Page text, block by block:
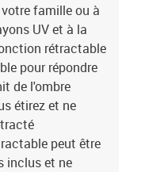
famille ou à
UV et à la
rétractable
pour répondre
de l'ombre
étirez et ne
peut être
inclus et ne